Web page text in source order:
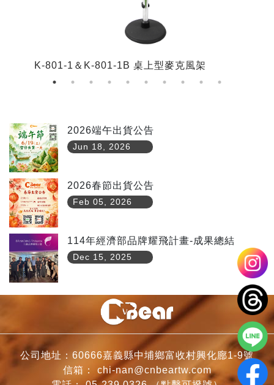
K-801-1＆K-801-1B 桌上型麥克風架
2026端午出貨公告
Jun 18, 2026
2026春節出貨公告
Feb 05, 2026
114年經濟部品牌耀飛計畫-成果總結
Dec 15, 2025
公司地址：60666嘉義縣中埔鄉富收村興化廍1-9號
信箱： chi-nan@cnbeartw.com